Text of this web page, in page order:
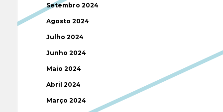
Setembro 2024
Agosto 2024
Julho 2024
Junho 2024
Maio 2024
Abril 2024
Março 2024